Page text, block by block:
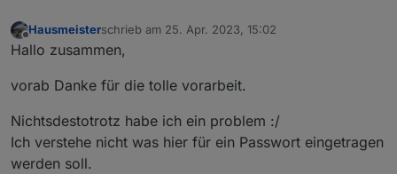
Offline
Hausmeisterschrieb am 25. Apr. 2023, 15:02
zuletzt editiert von
Hallo zusammen,
vorab Danke für die tolle vorarbeit.
Nichtsdestotrotz habe ich ein problem :/
Ich verstehe nicht was hier für ein Passwort eingetragen
werden soll.